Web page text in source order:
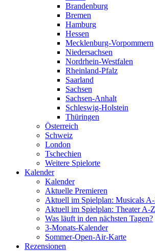
Brandenburg
Bremen
Hamburg
Hessen
Mecklenburg-Vorpommern
Niedersachsen
Nordrhein-Westfalen
Rheinland-Pfalz
Saarland
Sachsen
Sachsen-Anhalt
Schleswig-Holstein
Thüringen
Österreich
Schweiz
London
Tschechien
Weitere Spielorte
Kalender
Kalender
Aktuelle Premieren
Aktuell im Spielplan: Musicals
Aktuell im Spielplan: Theater A-
Was läuft in den nächsten Tagen?
3-Monats-Kalender
Sommer-Open-Air-Karte
Rezensionen